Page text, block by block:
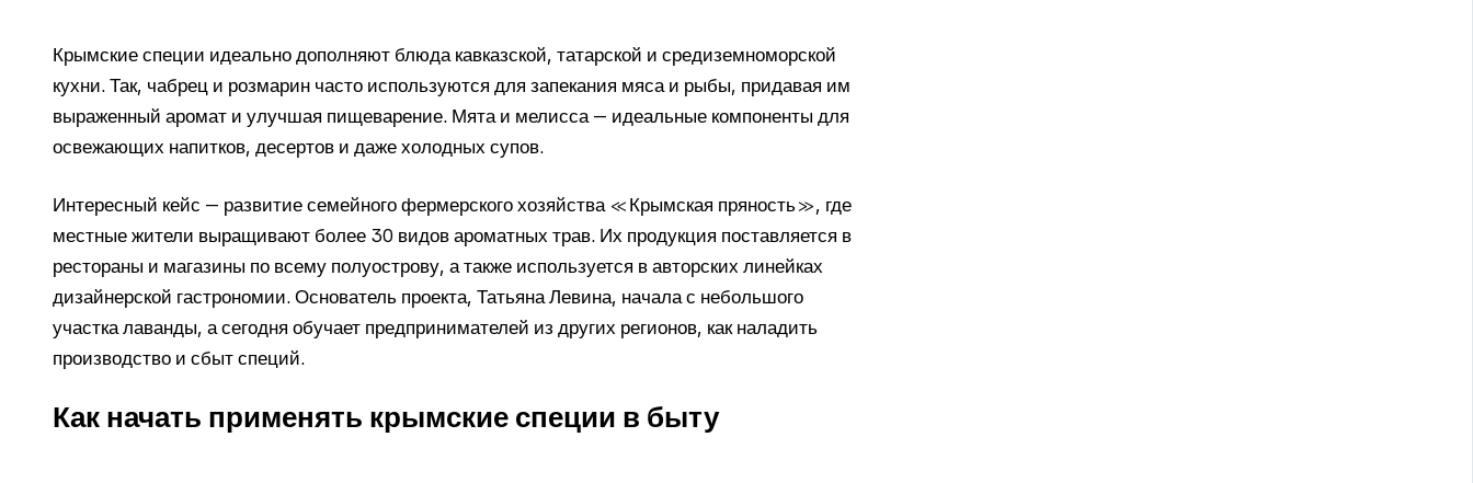
Крымские специи идеально дополняют блюда кавказской, татарской и средиземноморской
кухни. Так, чабрец и розмарин часто используются для запекания мяса и рыбы, придавая им
выраженный аромат и улучшая пищеварение. Мята и мелисса — идеальные компоненты для
освежающих напитков, десертов и даже холодных супов.
Интересный кейс — развитие семейного фермерского хозяйства «Крымская пряность», где
местные жители выращивают более 30 видов ароматных трав. Их продукция поставляется в
рестораны и магазины по всему полуострову, а также используется в авторских линейках
дизайнерской гастрономии. Основатель проекта, Татьяна Левина, начала с небольшого
участка лаванды, а сегодня обучает предпринимателей из других регионов, как наладить
производство и сбыт специй.
Как начать применять крымские специи в быту